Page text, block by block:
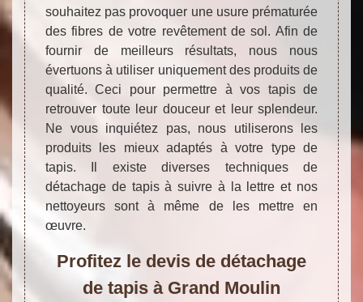
souhaitez pas provoquer une usure prématurée
des fibres de votre revêtement de sol. Afin de
fournir de meilleurs résultats, nous nous
évertuons à utiliser uniquement des produits de
qualité. Ceci pour permettre à vos tapis de
retrouver toute leur douceur et leur splendeur.
Ne vous inquiétez pas, nous utiliserons les
produits les mieux adaptés à votre type de
tapis. Il existe diverses techniques de
détachage de tapis à suivre à la lettre et nos
nettoyeurs sont à même de les mettre en
œuvre.
Profitez le devis de détachage
de tapis à Grand Moulin